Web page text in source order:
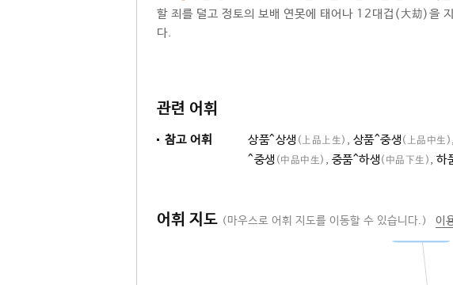
할 죄를 덜고 정토의 보배 연못에 태어나 12대겁(大劫)을
다.
관련 어휘
참고 어휘 상품^상생 (上品上生) , 상품^중생(上品中生) ,
^중생 (中品中生) , 중품^하생(中品下生) , 하
어휘 지도 (마우스로 어휘 지도를 이동할 수 있습니다.) 이